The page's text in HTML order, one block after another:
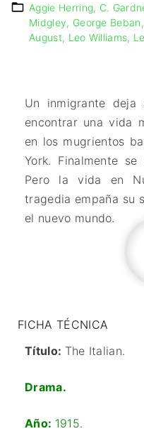
🔴TERROR
🔴WESTERN
Aggie Herring C.
Midgley
George Beban
August Leo Williams
Un inmigrante
encontrar una vida
en los mugrientos
York. Finalmente
Pero la vida en
tragedia empaña su
el nuevo mundo.
FICHA TÉCNICA
Título: The Italian.
Drama.
Año: 1915.